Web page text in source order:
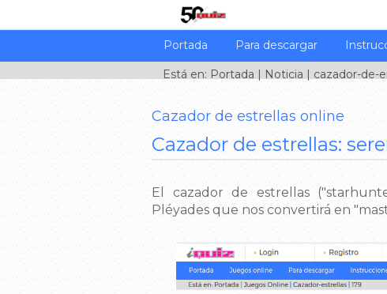
Portada Para descargar
Está en: Portada | Noticia | cazador-de-
Cazador de estrellas online
Cazador de estrellas:
El cazador de estrellas
Pléyades que nos convertirá en